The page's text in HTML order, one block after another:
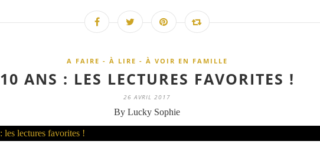
A FAIRE - À LIRE - À VOIR EN FAMILLE
10 ANS : LES LECTURES FAVORITES !
26 AVRIL 2017
By Lucky Sophie